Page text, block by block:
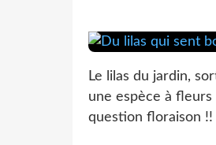
Le lilas du jardin,
une espèce à
question floraison !!